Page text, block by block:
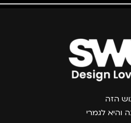
צרפו אותי למועדון
הזה
לגמרי